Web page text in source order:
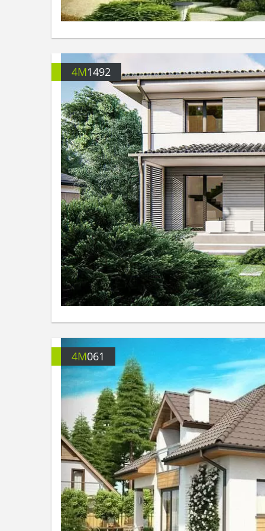
4M1492
4M061